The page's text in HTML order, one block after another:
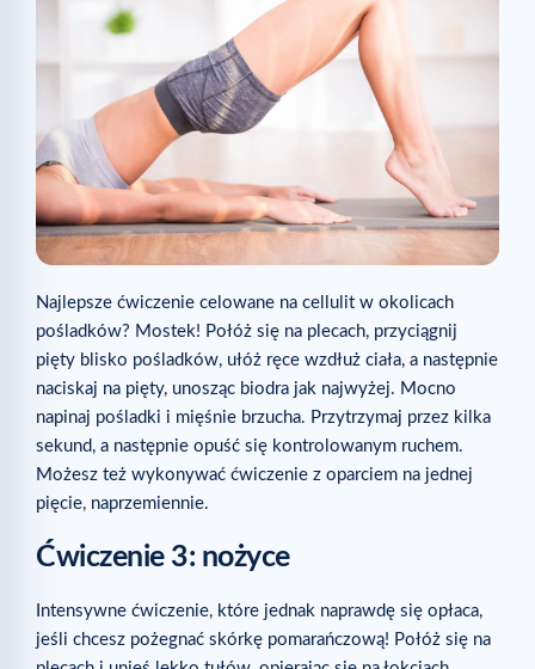
Najlepsze ćwiczenie celowane na cellulit w okolicach
pośladków? Mostek! Połóż się na plecach, przyciągnij
pięty blisko pośladków, ułóż ręce wzdłuż ciała, a następnie
naciskaj na pięty, unosząc biodra jak najwyżej. Mocno
napinaj pośladki i mięśnie brzucha. Przytrzymaj przez kilka
sekund, a następnie opuść się kontrolowanym ruchem.
Możesz też wykonywać ćwiczenie z oparciem na jednej
pięcie, naprzemiennie.
Ćwiczenie 3: nożyce
Intensywne ćwiczenie, które jednak naprawdę się opłaca,
jeśli chcesz pożegnać skórkę pomarańczową! Połóż się na